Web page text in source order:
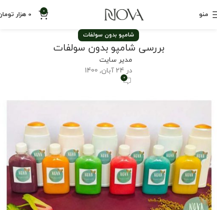
منو 0
0 هزار
شامپو بدون سولفات
بررسی شامپو بدون سولفات
مدیر سایت
در 24 آبان, 1400
0